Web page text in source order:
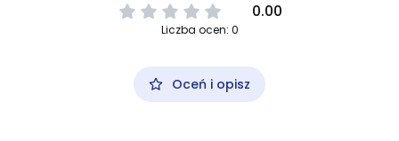
0.00
Liczba ocen: 0
Oceń i opisz